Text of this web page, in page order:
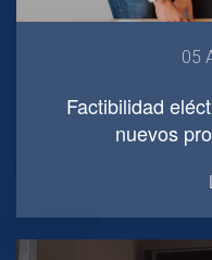
05
Factibilidad
nuevos